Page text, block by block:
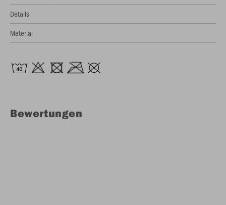
Details
Material
Bewertungen